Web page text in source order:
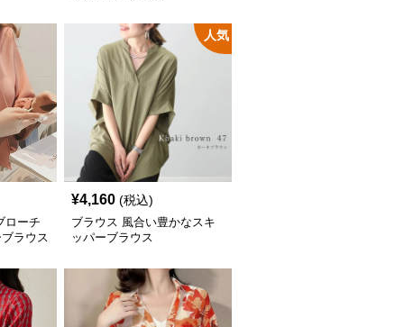
ローチ
ラウス
人気
¥4,160 (税込)
ブラウス 風合い豊かなスキ
ッパーブラウス